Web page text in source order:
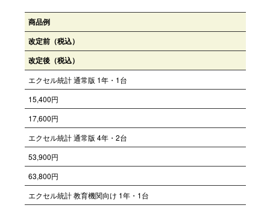
商品例
改定前（税込）
改定後（税込）
エクセル統計 通常版 1年・1台
15,400円
17,600円
エクセル統計 通常版 4年・2台
53,900円
63,800円
エクセル統計 教育機関向け 1年・1台